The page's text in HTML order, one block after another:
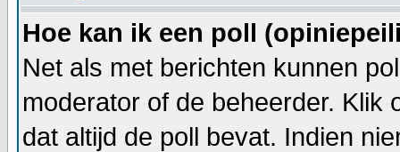
Hoe kan ik een poll
Net als met berichten kunnen
moderator of de beheerder.
dat altijd de poll bevat. Indien